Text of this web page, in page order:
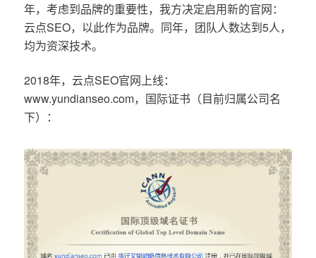
年，考虑到品牌的重要性，我方决定启用新的官网：
云点SEO，以此作为品牌。同年，团队人数达到5人，
均为资深技术。
2018年，云点SEO官网上线：
www.yundianseo.com，国际证书（目前归属公司名
下）：